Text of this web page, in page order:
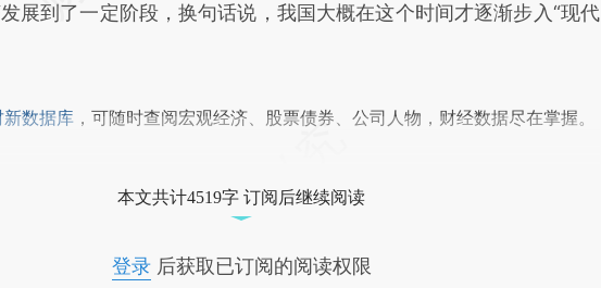
展到了一定阶段，换句话说，我国大概在这个时间才逐渐步入“现代
新数据库 ，可随时查阅宏观经济、股票债券、公司人物，财经数据尽在掌握。
本文共计4519字 订阅后继续阅读
登录后获取已订阅的阅读权限